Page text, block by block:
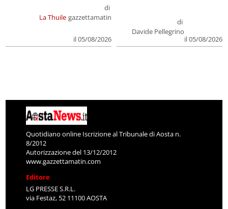
La Thuile
di
gazzettamatin
il 05/08/2026
di
Davide Pellegrino
il 05/08/2026
Quotidiano online Iscrizione al Tribunale di Aosta n.
8/2012
Autorizzazione del 13/12/2012
www.gazzettamatin.com
Editore
LG PRESSE S.R.L.
via Festaz, 52 11100 AOSTA